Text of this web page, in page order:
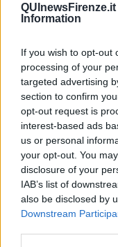
QUInewsFirenze.it
Information
If you wish to opt-out
processing of your
targeted advertising
section to confirm
opt-out request is
interest-based ads
us or personal
your opt-out. You
disclosure of your
IAB’s list of
also be disclosed by
Downstream
​I carabinieri sono
ladro colto in
SESTO FIORENTINO —
dimora, è stato
commerciale di Sesto
addetto alla vigilanza
tronchesi dopo aver
L'uomo ha aggredito
tentato di intimidirlo
30enne non aveva